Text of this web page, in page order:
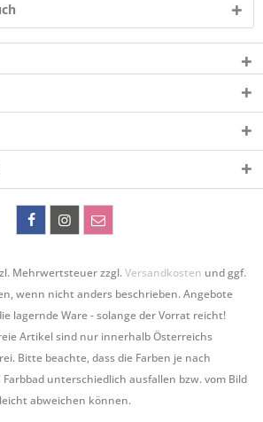
Mehrwertsteuer zzgl.Versandkosten und ggf.
wenn nicht anders beschrieben. Angebote
lagernde Ware - solange der Vorrat reicht!
Artikel sind nur innerhalb Österreichs
Bitte beachte, dass die Farben je nach
unterschiedlich ausfallen bzw. vom Bild
leicht abweichen können.